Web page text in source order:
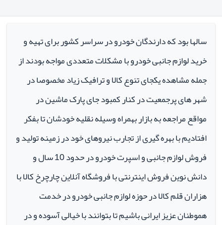
سالها بود که دارندگان خودرو در سراسر کشور برای تهیه و
خرید لوازم جانبی خودرو با مشکلات متعددی مواجه بودند از
جمله مشاهده یکجای تنوع کالا و ترافیک زیاد مخصوصا در
شهر های پرجمعیت در کنار کمبود جای پارک ماشین در
مواقع مراجعه به بازار بهمراه وسیله نقلیه خودشان تا بفکر
افتادیم با بهره گیری از تجارب نیروهای خود در زمینه تولید و
فروش لوازم جانبی و اسپرت خودرو در حدود 10 سال و
دانش نوین فروش اینترنتی با فروشگاه آنلاین چارچرخ کالا با
هزاران قلم کالا در حوزه لوازم جانبی خودرو در خدمت
هموطنان عزیز ایرانی باشیم تا بتوانند با خیالی آسوده و در